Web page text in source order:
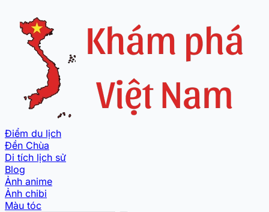
Điểm du lịch
Đền Chùa
Di tích lịch sử
Blog
Ảnh anime
Ảnh chibi
Màu tóc